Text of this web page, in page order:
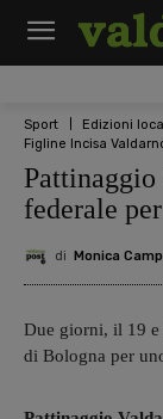
Sport Edizioni
Figline Incisa
Pattinaggio
federale
di Monica
Due giorni, il 19 e
di Bologna per